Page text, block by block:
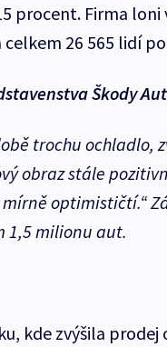
procent. Firma loni
26 565 lidí
Škody
trochu ochladlo,
obraz stále
optimističtí.“
1,5 milionu aut.
kde zvýšila prodej